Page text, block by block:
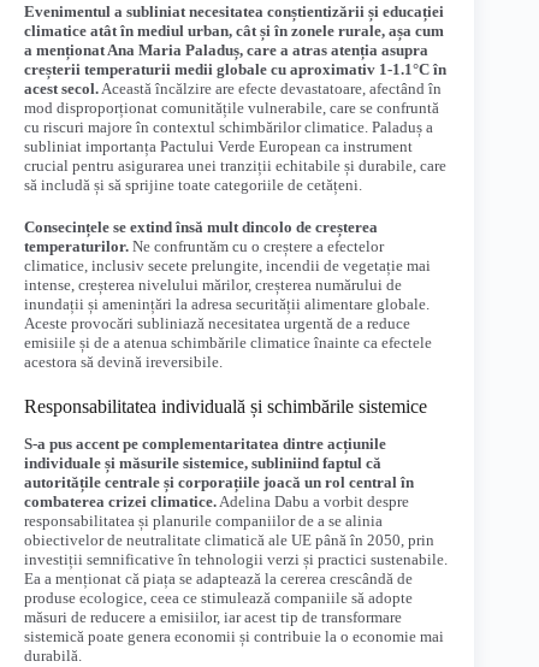
Evenimentul a subliniat necesitatea conștientizării și educației
climatice atât în mediul urban, cât și în zonele rurale, așa cum
a menționat Ana Maria Paladuș, care a atras atenția asupra
creșterii temperaturii medii globale cu aproximativ 1-1.1°C în
acest secol. Această încălzire are efecte devastatoare, afectând în
mod disproporționat comunitățile vulnerabile, care se confruntă
cu riscuri majore în contextul schimbărilor climatice. Paladuș a
subliniat importanța Pactului Verde European ca instrument
crucial pentru asigurarea unei tranziții echitabile și durabile, care
să includă și să sprijine toate categoriile de cetățeni.
Consecințele se extind însă mult dincolo de creșterea
temperaturilor. Ne confruntăm cu o creștere a efectelor
climatice, inclusiv secete prelungite, incendii de vegetație mai
intense, creșterea nivelului mărilor, creșterea numărului de
inundații și amenințări la adresa securității alimentare globale.
Aceste provocări subliniază necesitatea urgentă de a reduce
emisiile și de a atenua schimbările climatice înainte ca efectele
acestora să devină ireversibile.
Responsabilitatea individuală și schimbările sistemice
S-a pus accent pe complementaritatea dintre acțiunile
individuale și măsurile sistemice, subliniind faptul că
autoritățile centrale și corporațiile joacă un rol central în
combaterea crizei climatice.Adelina Dabu a vorbit despre
responsabilitatea și planurile companiilor de a se alinia
obiectivelor de neutralitate climatică ale UE până în 2050, prin
investiții semnificative în tehnologii verzi și practici sustenabile.
Ea a menționat că piața se adaptează la cererea crescândă de
produse ecologice, ceea ce stimulează companiile să adopte
măsuri de reducere a emisiilor, iar acest tip de transformare
sistemică poate genera economii și contribuie la o economie mai
durabilă.